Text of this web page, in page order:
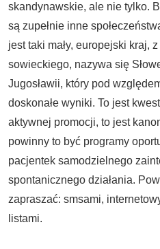
skandynawskie, ale nie tylko.
są zupełnie inne
jest taki mały, europejski kraj,
sowieckiego, nazywa się
Jugosławii, który pod
doskonałe wyniki. To jest
aktywnej promocji, to jest
powinny to być programy
pacjentek samodzielnego
spontanicznego działania.
zapraszać: smsami,
listami.